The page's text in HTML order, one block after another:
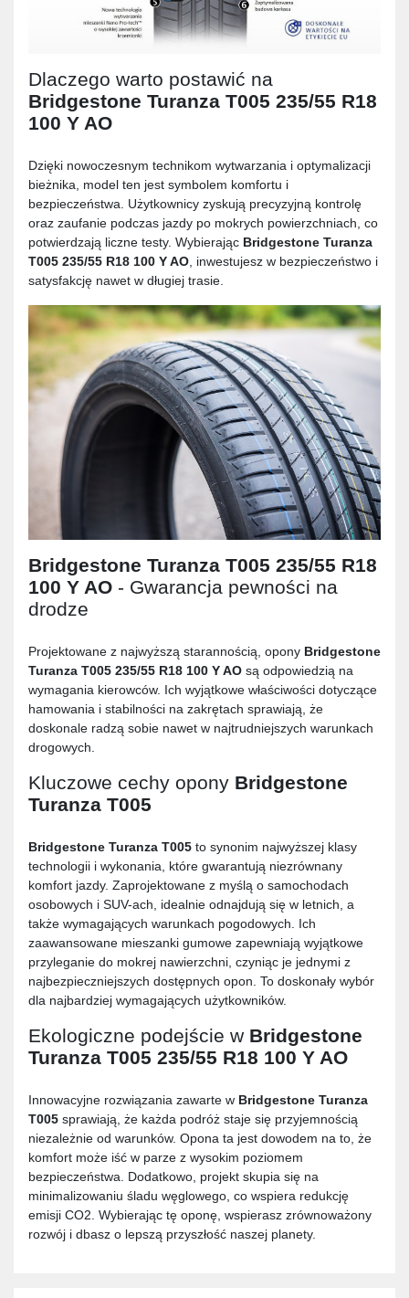
Dlaczego warto postawić na
Bridgestone Turanza T005 235/55 R18
100 Y AO
Dzięki nowoczesnym technikom wytwarzania i optymalizacji
bieżnika, model ten jest symbolem komfortu i
bezpieczeństwa. Użytkownicy zyskują precyzyjną kontrolę
oraz zaufanie podczas jazdy po mokrych powierzchniach, co
potwierdzają liczne testy. Wybierając Bridgestone Turanza
T005 235/55 R18 100 Y AO , inwestujesz w bezpieczeństwo i
satysfakcję nawet w długiej trasie.
Bridgestone Turanza T005 235/55 R18
100 Y AO - Gwarancja pewności na
drodze
Projektowane z najwyższą starannością, opony Bridgestone
Turanza T005 235/55 R18 100 Y AO są odpowiedzią na
wymagania kierowców. Ich wyjątkowe właściwości dotyczące
hamowania i stabilności na zakrętach sprawiają, że
doskonale radzą sobie nawet w najtrudniejszych warunkach
drogowych.
Kluczowe cechy opony Bridgestone
Turanza T005
Bridgestone Turanza T005 to synonim najwyższej klasy
technologii i wykonania, które gwarantują niezrównany
komfort jazdy. Zaprojektowane z myślą o samochodach
osobowych i SUV-ach, idealnie odnajdują się w letnich, a
także wymagających warunkach pogodowych. Ich
zaawansowane mieszanki gumowe zapewniają wyjątkowe
przyleganie do mokrej nawierzchni, czyniąc je jednymi z
najbezpieczniejszych dostępnych opon. To doskonały wybór
dla najbardziej wymagających użytkowników.
Ekologiczne podejście w Bridgestone
Turanza T005 235/55 R18 100 Y AO
Innowacyjne rozwiązania zawarte w Bridgestone Turanza
T005 sprawiają, że każda podróż staje się przyjemnością
niezależnie od warunków. Opona ta jest dowodem na to, że
komfort może iść w parze z wysokim poziomem
bezpieczeństwa. Dodatkowo, projekt skupia się na
minimalizowaniu śladu węglowego, co wspiera redukcję
emisji CO2. Wybierając tę oponę, wspierasz zrównoważony
rozwój i dbasz o lepszą przyszłość naszej planety.